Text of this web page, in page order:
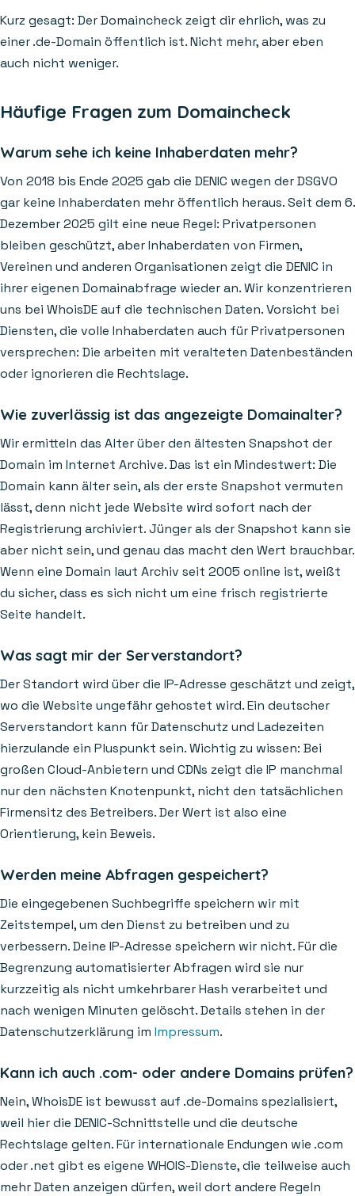
Kurz gesagt: Der Domaincheck zeigt dir ehrlich, was zu
einer .de-Domain öffentlich ist. Nicht mehr, aber eben
auch nicht weniger.
Häufige Fragen zum Domaincheck
Warum sehe ich keine Inhaberdaten mehr?
Von 2018 bis Ende 2025 gab die DENIC wegen der DSGVO
gar keine Inhaberdaten mehr öffentlich heraus. Seit dem 6.
Dezember 2025 gilt eine neue Regel: Privatpersonen
bleiben geschützt, aber Inhaberdaten von Firmen,
Vereinen und anderen Organisationen zeigt die DENIC in
ihrer eigenen Domainabfrage wieder an. Wir konzentrieren
uns bei WhoisDE auf die technischen Daten. Vorsicht bei
Diensten, die volle Inhaberdaten auch für Privatpersonen
versprechen: Die arbeiten mit veralteten Datenbeständen
oder ignorieren die Rechtslage.
Wie zuverlässig ist das angezeigte Domainalter?
Wir ermitteln das Alter über den ältesten Snapshot der
Domain im Internet Archive. Das ist ein Mindestwert: Die
Domain kann älter sein, als der erste Snapshot vermuten
lässt, denn nicht jede Website wird sofort nach der
Registrierung archiviert. Jünger als der Snapshot kann sie
aber nicht sein, und genau das macht den Wert brauchbar.
Wenn eine Domain laut Archiv seit 2005 online ist, weißt
du sicher, dass es sich nicht um eine frisch registrierte
Seite handelt.
Was sagt mir der Serverstandort?
Der Standort wird über die IP-Adresse geschätzt und zeigt,
wo die Website ungefähr gehostet wird. Ein deutscher
Serverstandort kann für Datenschutz und Ladezeiten
hierzulande ein Pluspunkt sein. Wichtig zu wissen: Bei
großen Cloud-Anbietern und CDNs zeigt die IP manchmal
nur den nächsten Knotenpunkt, nicht den tatsächlichen
Firmensitz des Betreibers. Der Wert ist also eine
Orientierung, kein Beweis.
Werden meine Abfragen gespeichert?
Die eingegebenen Suchbegriffe speichern wir mit
Zeitstempel, um den Dienst zu betreiben und zu
verbessern. Deine IP-Adresse speichern wir nicht. Für die
Begrenzung automatisierter Abfragen wird sie nur
kurzzeitig als nicht umkehrbarer Hash verarbeitet und
nach wenigen Minuten gelöscht. Details stehen in der
Datenschutzerklärung im Impressum.
Kann ich auch .com- oder andere Domains prüfen?
Nein, WhoisDE ist bewusst auf .de-Domains spezialisiert,
weil hier die DENIC-Schnittstelle und die deutsche
Rechtslage gelten. Für internationale Endungen wie .com
oder .net gibt es eigene WHOIS-Dienste, die teilweise auch
mehr Daten anzeigen dürfen, weil dort andere Regeln